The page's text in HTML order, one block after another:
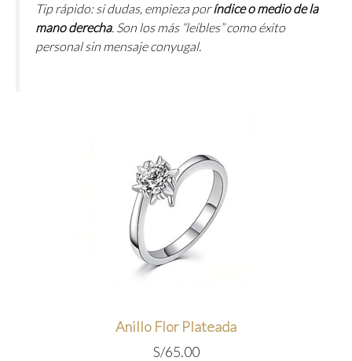
Tip rápido: si dudas, empieza poríndice o medio de la
mano derecha. Son los más “leíbles” como éxito
personal sin mensaje conyugal.
Anillo Flor Plateada
S/65.00